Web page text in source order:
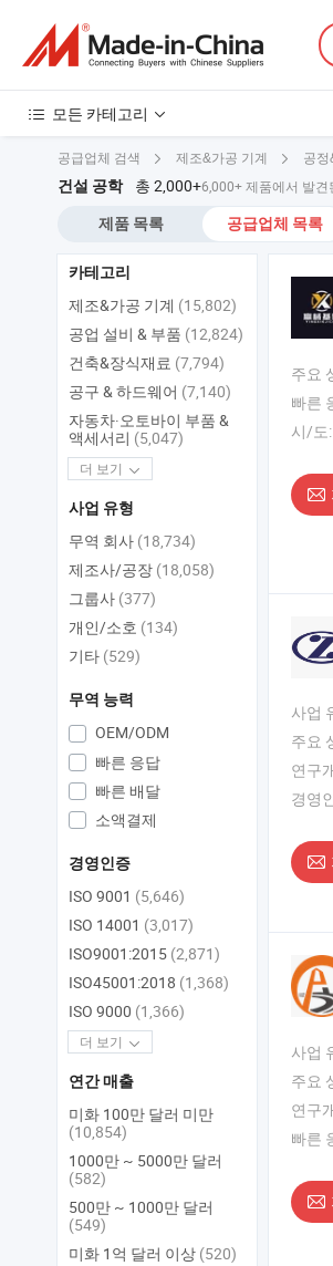
모든 카테고리
공급업체 검색 제조&가공 기계 공정
건설 공학 총 2,000+6,000+ 제품에서 발
제품 목록 공급업체 목록
주요
빠른
시/도:
사업
주요
연구
경영
사업
주요
연구
빠른
카테고리
제조&가공 기계 (15,802)
공업 설비 & 부품 (12,824)
건축&장식재료 (7,794)
공구 & 하드웨어 (7,140)
자동차·오토바이 부품 &
액세서리 (5,047)
더 보기
사업 유형
무역 회사 (18,734)
제조사/공장 (18,058)
그룹사 (377)
개인/소호 (134)
기타 (529)
무역 능력
OEM/ODM
빠른 응답
빠른 배달
소액결제
경영인증
ISO 9001 (5,646)
ISO 14001 (3,017)
ISO9001:2015 (2,871)
ISO45001:2018 (1,368)
ISO 9000 (1,366)
더 보기
연간 매출
미화 100만 달러 미만
(10,854)
1000만 ~ 5000만 달러
(582)
500만 ~ 1000만 달러
(549)
미화 1억 달러 이상 (520)